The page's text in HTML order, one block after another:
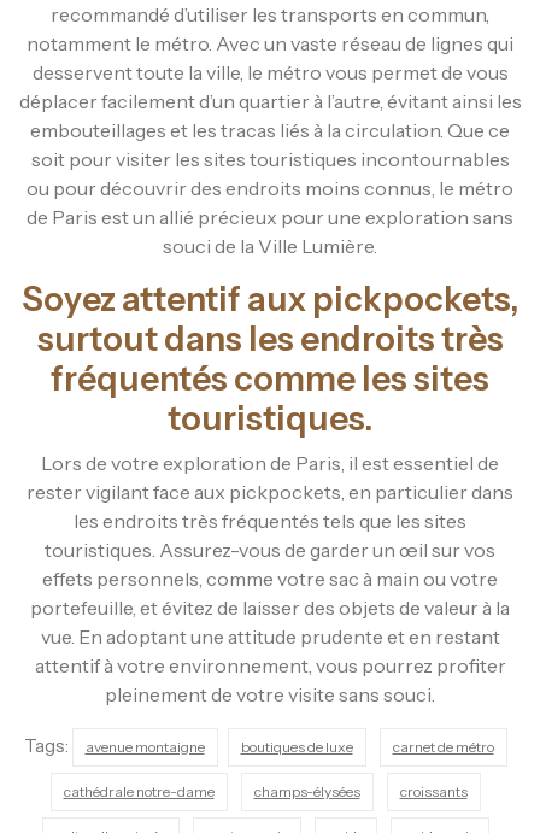
recommandé d’utiliser les transports en commun,
notamment le métro. Avec un vaste réseau de lignes qui
desservent toute la ville, le métro vous permet de vous
déplacer facilement d’un quartier à l’autre, évitant ainsi les
embouteillages et les tracas liés à la circulation. Que ce
soit pour visiter les sites touristiques incontournables
ou pour découvrir des endroits moins connus, le métro
de Paris est un allié précieux pour une exploration sans
souci de la Ville Lumière.
Soyez attentif aux pickpockets,
surtout dans les endroits très
fréquentés comme les sites
touristiques.
Lors de votre exploration de Paris, il est essentiel de
rester vigilant face aux pickpockets, en particulier dans
les endroits très fréquentés tels que les sites
touristiques. Assurez-vous de garder un œil sur vos
effets personnels, comme votre sac à main ou votre
portefeuille, et évitez de laisser des objets de valeur à la
vue. En adoptant une attitude prudente et en restant
attentif à votre environnement, vous pourrez profiter
pleinement de votre visite sans souci.
Tags: avenue montaigne boutiques de luxe carnet de métro
cathédrale notre-dame champs-élysées croissants